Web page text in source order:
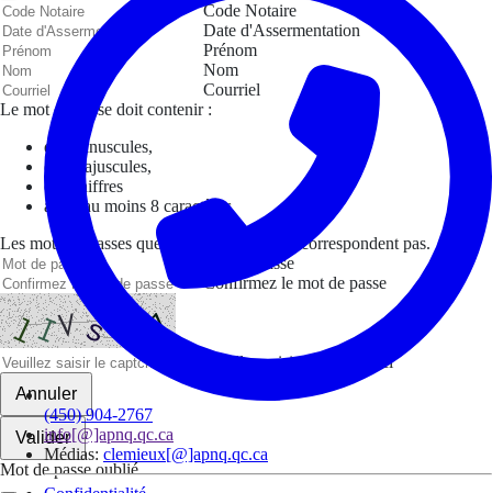
(450) 904-2767
info[@]apnq.qc.ca
Médias: clemieux[@]apnq.qc.ca
Code Notaire
Date d'Assermentation
Prénom
Nom
Courriel
Le mot de passe doit contenir :
des minuscules,
des majuscules,
des chiffres
avoir au moins 8 caractères
Les mots de passes que vous avez saisis ne correspondent pas.
Mot de passe
Confirmez le mot de passe
Veuillez saisir le captcha ici
Annuler
Valider
Mot de passe oublié